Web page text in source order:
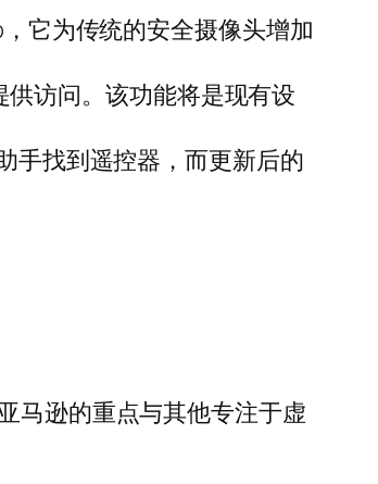
它为传统的安全摄像头增加
访问。该功能将是现有设
手找到遥控器，而更新后的
马逊的重点与其他专注于虚